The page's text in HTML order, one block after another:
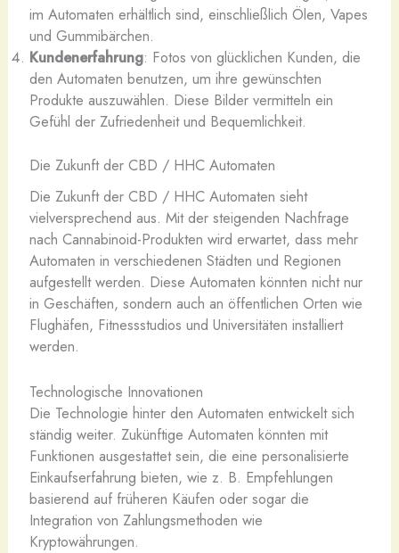
im Automaten erhältlich sind, einschließlich Ölen, Vapes
und Gummibärchen.
Kundenerfahrung: Fotos von glücklichen Kunden, die
den Automaten benutzen, um ihre gewünschten
Produkte auszuwählen. Diese Bilder vermitteln ein
Gefühl der Zufriedenheit und Bequemlichkeit.
Die Zukunft der CBD / HHC Automaten
Die Zukunft der CBD / HHC Automaten sieht
vielversprechend aus. Mit der steigenden Nachfrage
nach Cannabinoid-Produkten wird erwartet, dass mehr
Automaten in verschiedenen Städten und Regionen
aufgestellt werden. Diese Automaten könnten nicht nur
in Geschäften, sondern auch an öffentlichen Orten wie
Flughäfen, Fitnessstudios und Universitäten installiert
werden.
Technologische Innovationen
Die Technologie hinter den Automaten entwickelt sich
ständig weiter. Zukünftige Automaten könnten mit
Funktionen ausgestattet sein, die eine personalisierte
Einkaufserfahrung bieten, wie z. B. Empfehlungen
basierend auf früheren Käufen oder sogar die
Integration von Zahlungsmethoden wie
Kryptowährungen.